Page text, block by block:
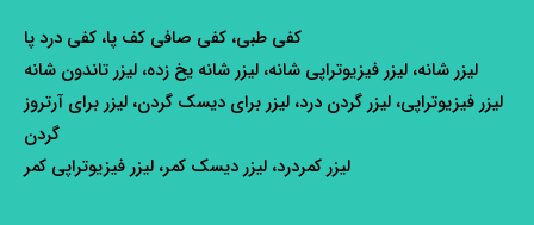
کفی طبی، کفی صافی کف پا، کفی درد پا
لیزر شانه، لیزر فیزیوتراپی شانه، لیزر شانه یخ زده، لیزر تاندون شانه
لیزر فیزیوتراپی، لیزر گردن درد، لیزر برای دیسک گردن، لیزر برای آرتروز
گردن
لیزر کمردرد، لیزر دیسک کمر، لیزر فیزیوتراپی کمر